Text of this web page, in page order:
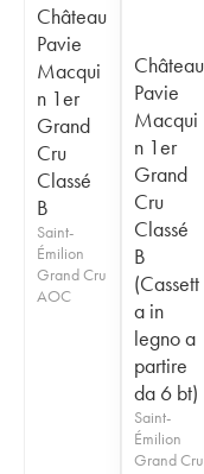
Château
Pavie
Macqui
n 1er
Grand
Cru
Classé
B
Saint-
Émilion
Grand Cru
AOC
Château
Pavie
Macqui
n 1er
Grand
Cru
Classé
B
(Cassett
a in
legno a
partire
da 6 bt)
Saint-
Émilion
Grand Cru